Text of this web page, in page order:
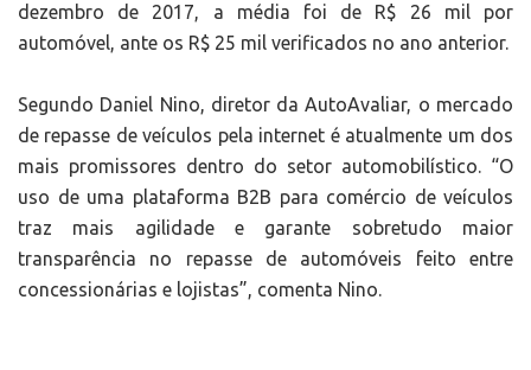
dezembro de 2017, a média foi de R$ 26 mil por
automóvel, ante os R$ 25 mil verificados no ano anterior.
Segundo Daniel Nino, diretor da AutoAvaliar, o mercado
de repasse de veículos pela internet é atualmente um dos
mais promissores dentro do setor automobilístico. “O
uso de uma plataforma B2B para comércio de veículos
traz mais agilidade e garante sobretudo maior
transparência no repasse de automóveis feito entre
concessionárias e lojistas”, comenta Nino.